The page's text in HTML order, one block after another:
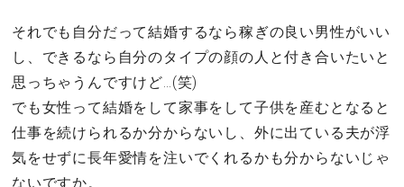
それでも自分だって結婚するなら稼ぎの良い男性がいい
し、できるなら自分のタイプの顔の人と付き合いたいと
思っちゃうんですけど…(笑)
でも女性って結婚をして家事をして子供を産むとなると
仕事を続けられるか分からないし、外に出ている夫が浮
気をせずに長年愛情を注いでくれるかも分からないじゃ
ないですか。